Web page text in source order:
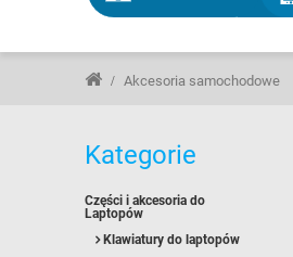
Akcesoria samochodowe
Kategorie
Części i akcesoria do
Laptopów
Klawiatury do laptopów